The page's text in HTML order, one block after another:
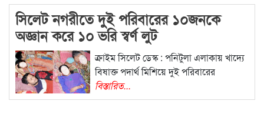
সিলেট নগরীতে দুই পরিবারের ১০জনকে
অজ্ঞান করে ১০ ভরি স্বর্ণ লুট
ক্রাইম সিলেট ডেস্ক : পনিটুলা এলাকায় খাদ্যে
বিষাক্ত পদার্থ মিশিয়ে দুই পরিবারের
বিস্তারিত...